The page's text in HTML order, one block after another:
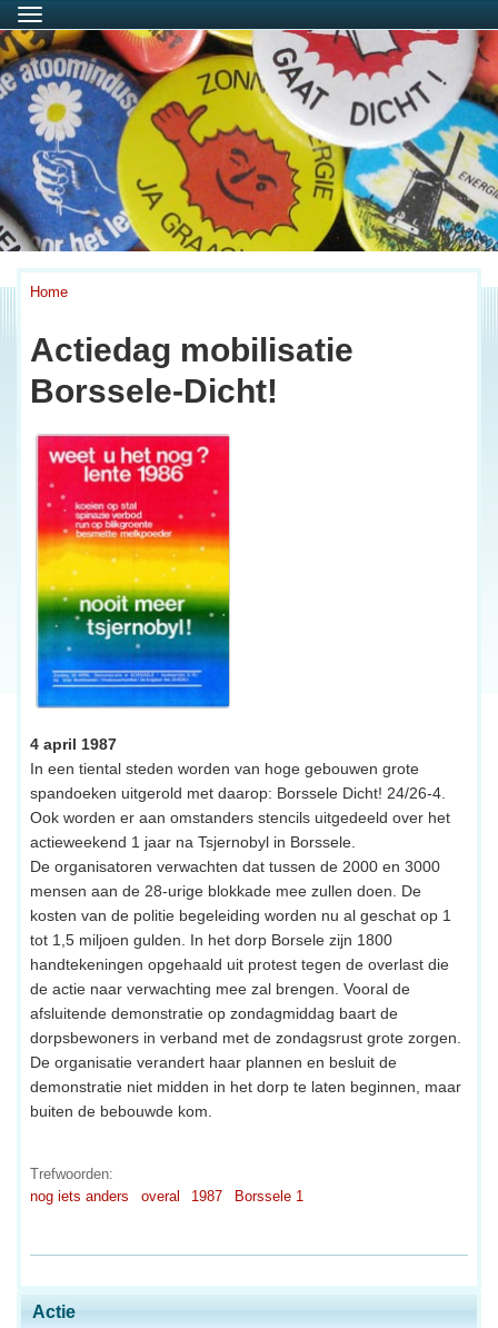
Menu
Actie
Home
Actiedag mobilisatie
Borssele-Dicht!
4 april 1987
In een tiental steden worden van hoge gebouwen grote
spandoeken uitgerold met daarop: Borssele Dicht! 24/26-4.
Ook worden er aan omstanders stencils uitgedeeld over het
actieweekend 1 jaar na Tsjernobyl in Borssele.
De organisatoren verwachten dat tussen de 2000 en 3000
mensen aan de 28-urige blokkade mee zullen doen. De
kosten van de politie begeleiding worden nu al geschat op 1
tot 1,5 miljoen gulden. In het dorp Borsele zijn 1800
handtekeningen opgehaald uit protest tegen de overlast die
de actie naar verwachting mee zal brengen. Vooral de
afsluitende demonstratie op zondagmiddag baart de
dorpsbewoners in verband met de zondagsrust grote zorgen.
De organisatie verandert haar plannen en besluit de
demonstratie niet midden in het dorp te laten beginnen, maar
buiten de bebouwde kom.
Trefwoorden:
nog iets anders
overal 1987 Borssele 1